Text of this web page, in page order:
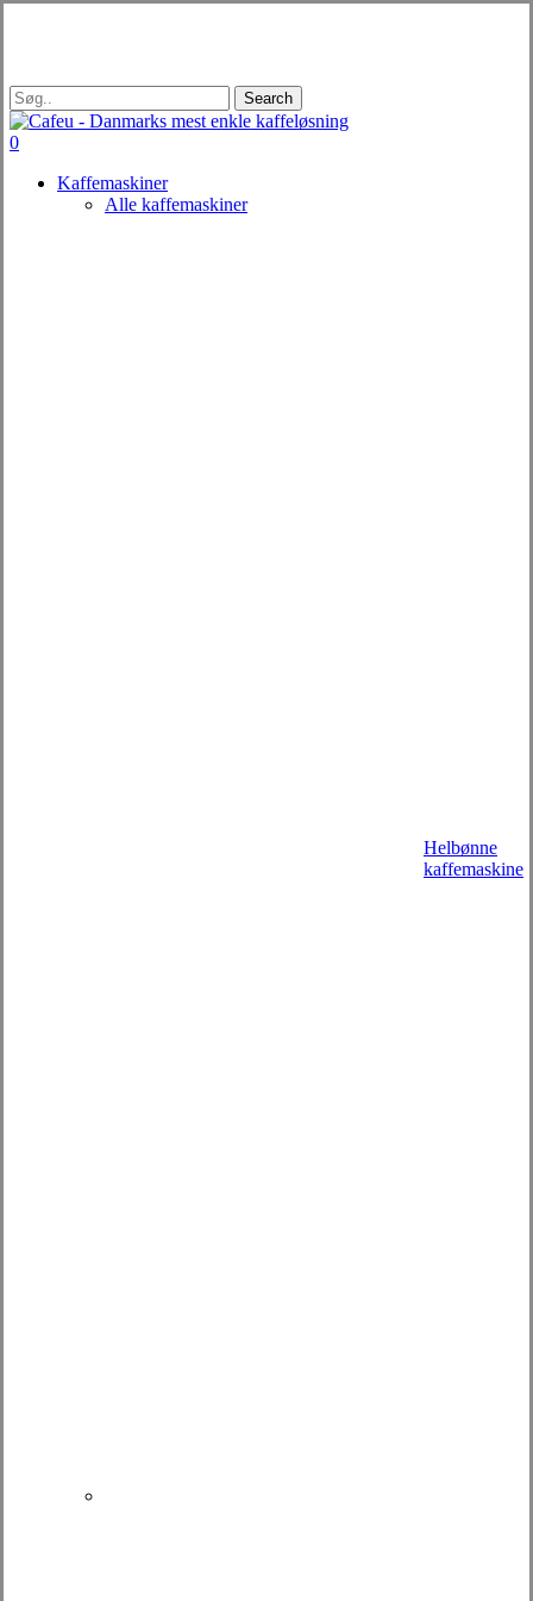
content
Search
Close
Search
search
0
Kaffemaskiner
Alle kaffemaskiner
Helbønne
kaffemaskine